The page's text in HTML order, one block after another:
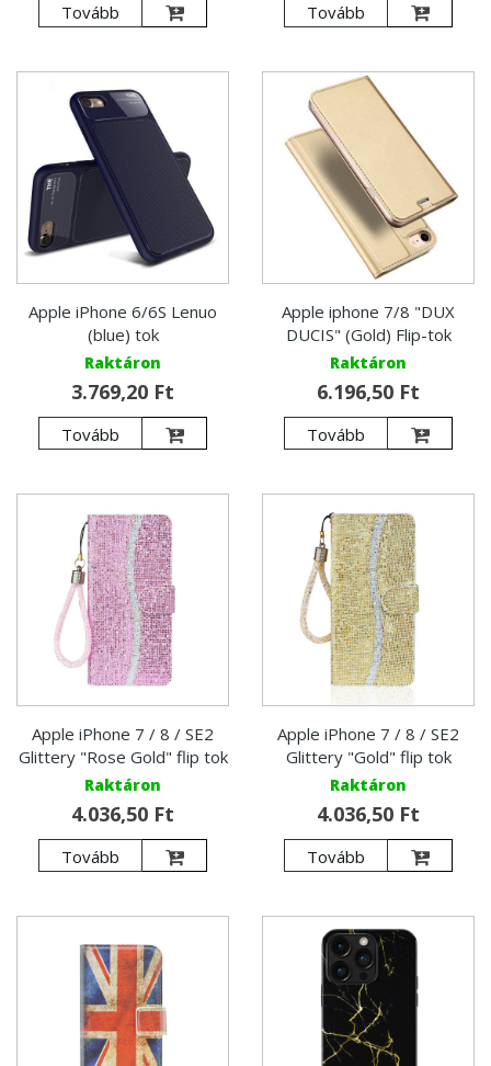
Tovább Tovább
Apple iPhone 6/6S Lenuo
(blue) tok
Raktáron
3.769,20 Ft
Tovább
Apple iphone 7/8 "DUX
DUCIS" (Gold) Flip-tok
Raktáron
6.196,50 Ft
Tovább
Apple iPhone 7 / 8 / SE2
Glittery "Rose Gold" flip tok
Raktáron
4.036,50 Ft
Tovább
Apple iPhone 7 / 8 / SE2
Glittery "Gold" flip tok
Raktáron
4.036,50 Ft
Tovább